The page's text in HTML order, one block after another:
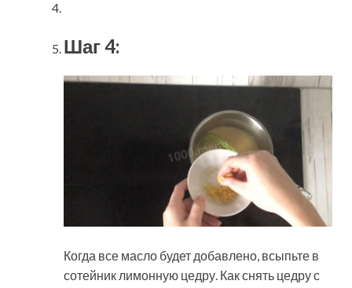
Шаг 4:
Когда все масло будет добавлено, всыпьте в
сотейник лимонную цедру. Как снять цедру с